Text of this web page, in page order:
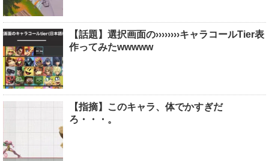
【話題】選択画面の››››››››キャラコールTier表
作ってみたwwwww
【指摘】このキャラ、体でかすぎだ
ろ・・・。